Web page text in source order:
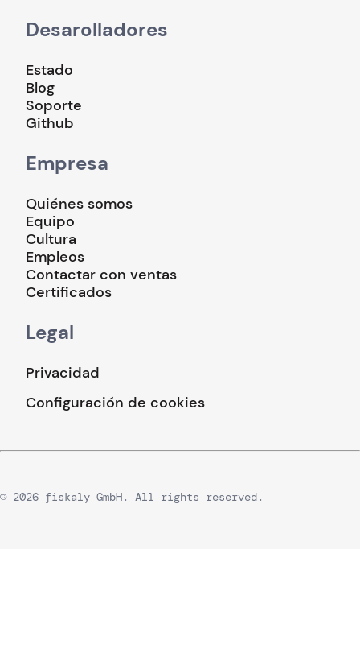
Desarolladores
Estado
Blog
Soporte
Github
Empresa
Quiénes somos
Equipo
Cultura
Empleos
Contactar con ventas
Certificados
Legal
Privacidad
Configuración de cookies
© 2026 fiskaly GmbH. All rights reserved.